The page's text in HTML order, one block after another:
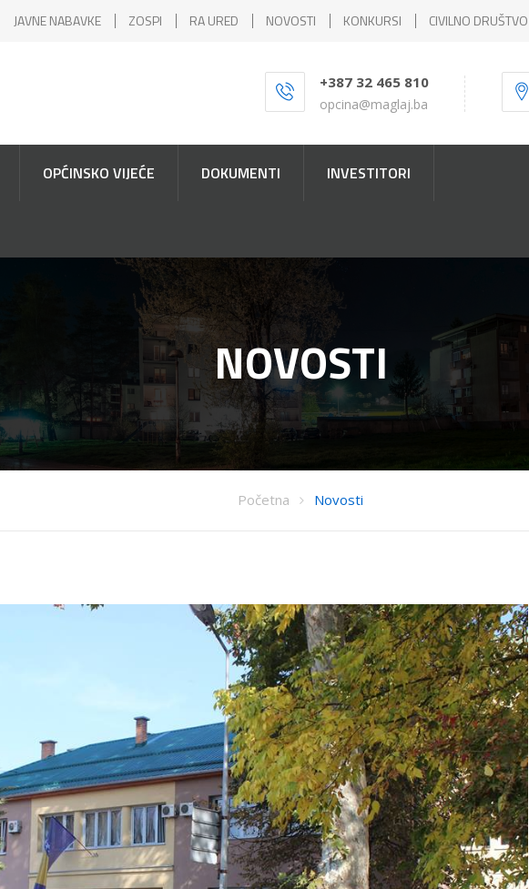
JAVNE NABAVKE ZOSPI RA URED NOVOSTI KONKURSI CIVILNO DRUŠTVO
+387 32 465 810
opcina@maglaj.ba
OPĆINSKO VIJEĆE DOKUMENTI INVESTITORI
NOVOSTI
Početna Novosti